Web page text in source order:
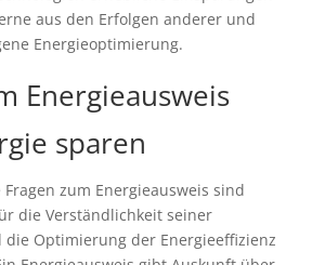
aus den Erfolgen anderer und
Energieoptimierung.
Energieausweis
sparen
zum Energieausweis sind
die Verständlichkeit seiner
die Optimierung der Energieeffizienz